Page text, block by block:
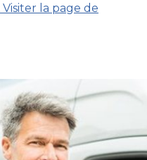
Visiter la page de